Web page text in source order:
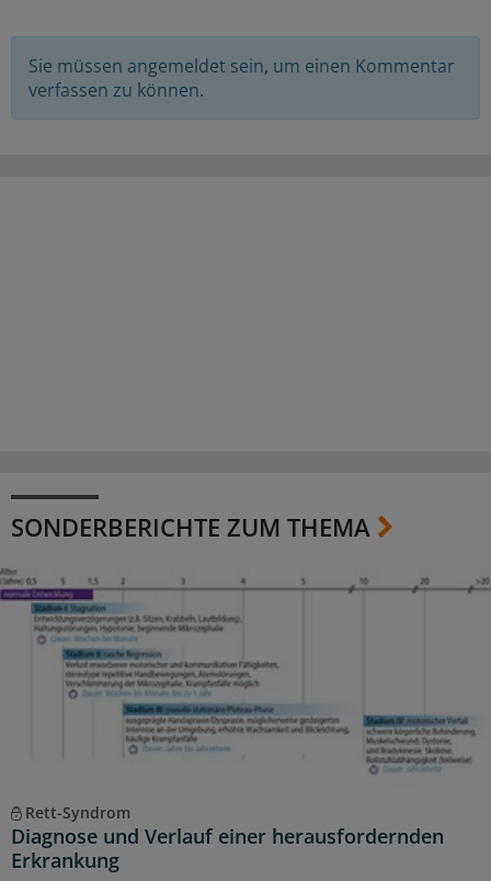
Sie müssen angemeldet sein, um einen Kommentar
verfassen zu können.
SONDERBERICHTE ZUM THEMA
Rett-Syndrom
Diagnose und Verlauf einer herausfordernden
Erkrankung